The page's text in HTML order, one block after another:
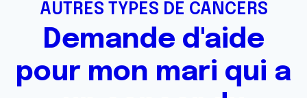
AUTRES TYPES DE CANCERS
Demande d'aide
pour mon mari qui a